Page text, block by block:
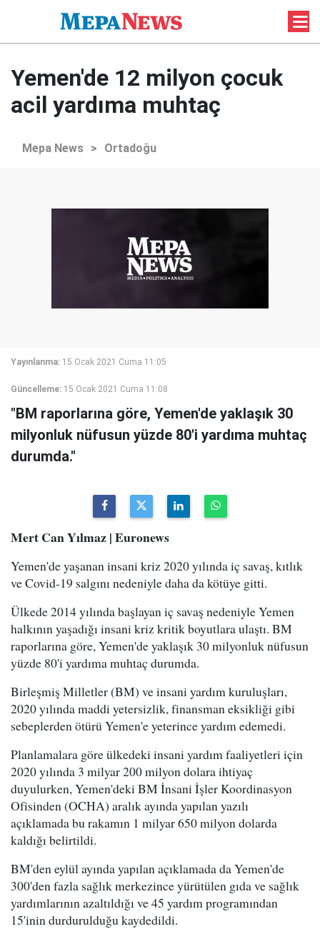
Yemen'de 12 milyon çocuk
acil yardıma muhtaç
Mepa News > Ortadoğu
Yayınlanma: 15 Ocak 2021 Cuma 11:05
Güncelleme: 15 Ocak 2021 Cuma 11:08
"BM raporlarına göre, Yemen'de yaklaşık 30
milyonluk nüfusun yüzde 80'i yardıma muhtaç
durumda."
Mert Can Yılmaz | Euronews
Yemen'de yaşanan insani kriz 2020 yılında iç savaş, kıtlık
ve Covid-19 salgını nedeniyle daha da kötüye gitti.
Ülkede 2014 yılında başlayan iç savaş nedeniyle Yemen
halkının yaşadığı insani kriz kritik boyutlara ulaştı. BM
raporlarına göre, Yemen'de yaklaşık 30 milyonluk nüfusun
yüzde 80'i yardıma muhtaç durumda.
Birleşmiş Milletler (BM) ve insani yardım kuruluşları,
2020 yılında maddi yetersizlik, finansman eksikliği gibi
sebeplerden ötürü Yemen'e yeterince yardım edemedi.
Planlamalara göre ülkedeki insani yardım faaliyetleri için
2020 yılında 3 milyar 200 milyon dolara ihtiyaç
duyulurken, Yemen'deki BM İnsani İşler Koordinasyon
Ofisinden (OCHA) aralık ayında yapılan yazılı
açıklamada bu rakamın 1 milyar 650 milyon dolarda
kaldığı belirtildi.
BM'den eylül ayında yapılan açıklamada da Yemen'de
300'den fazla sağlık merkezince yürütülen gıda ve sağlık
yardımlarının azaltıldığı ve 45 yardım programından
15'inin durdurulduğu kaydedildi.